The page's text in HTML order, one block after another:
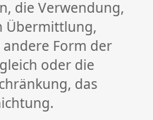
die Verwendung,
Übermittlung,
Form der
oder die
das